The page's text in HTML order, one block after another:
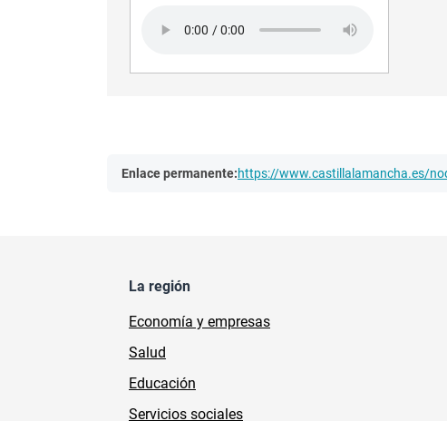
Enlace permanente:https://www.castillalamancha.es/
La región
Economía y empresas
Salud
Educación
Servicios sociales